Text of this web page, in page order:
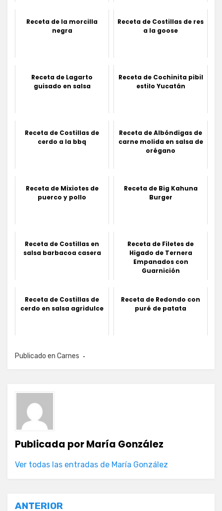
Receta de la morcilla
negra
Receta de Costillas de res
a la goose
Receta de Lagarto
guisado en salsa
Receta de Cochinita pibil
estilo Yucatán
Receta de Costillas de
cerdo a la bbq
Receta de Albóndigas de
carne molida en salsa de
orégano
Receta de Mixiotes de
puerco y pollo
Receta de Big Kahuna
Burger
Receta de Costillas en
salsa barbacoa casera
Receta de Filetes de
Higado de Ternera
Empanados con
Guarnición
Receta de Costillas de
cerdo en salsa agridulce
Receta de Redondo con
puré de patata
Publicado en Carnes
Publicada porMaría González
Ver todas las entradas de María González
ANTERIOR